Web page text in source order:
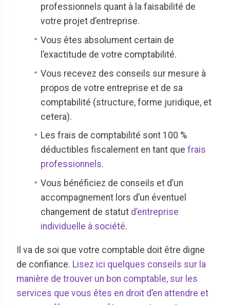
professionnels quant à la faisabilité de
votre projet d’entreprise.
Vous êtes absolument certain de
l’exactitude de votre comptabilité.
Vous recevez des conseils sur mesure à
propos de votre entreprise et de sa
comptabilité (structure, forme juridique, et
cetera).
Les frais de comptabilité sont 100 %
déductibles fiscalement en tant quefrais
professionnels.
Vous bénéficiez de conseils et d’un
accompagnement lors d’un éventuel
changement de statut d’entreprise
individuelle à société.
Il va de soi que votre comptable doit être digne
de confiance. Lisez ici quelques conseils sur la
manière de trouver un bon comptable, sur les
services que vous êtes en droit d’en attendre et